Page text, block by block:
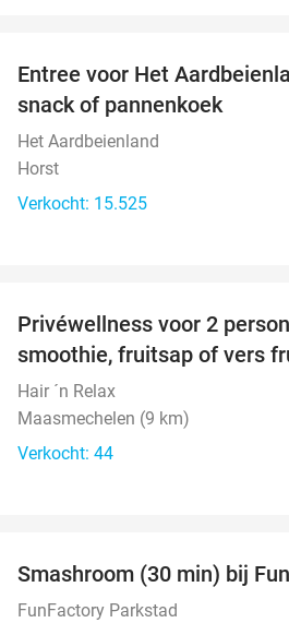
Entree voor Het
snack of pannenkoek
Het Aardbeienland
Horst
Verkocht: 15.525
Privéwellness voor 2
smoothie, fruitsap of vers
Hair ´n Relax
Maasmechelen (9 km)
Verkocht: 44
Smashroom (30 min) bij
FunFactory Parkstad